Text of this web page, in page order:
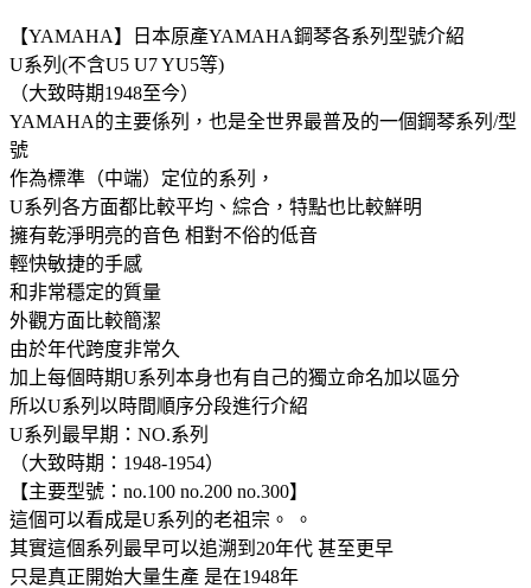
【YAMAHA】日本原產YAMAHA鋼琴各系列型號介紹
U系列(不含U5 U7 YU5等)
（大致時期1948至今）
YAMAHA的主要係列，也是全世界最普及的一個鋼琴系列/型
號
作為標準（中端）定位的系列，
U系列各方面都比較平均、綜合，特點也比較鮮明
擁有乾淨明亮的音色 相對不俗的低音
輕快敏捷的手感
和非常穩定的質量
外觀方面比較簡潔
由於年代跨度非常久
加上每個時期U系列本身也有自己的獨立命名加以區分
所以U系列以時間順序分段進行介紹
U系列最早期：NO.系列
（大致時期：1948-1954）
【主要型號：no.100 no.200 no.300】
這個可以看成是U系列的老祖宗。 。
其實這個系列最早可以追溯到20年代 甚至更早
只是真正開始大量生產 是在1948年